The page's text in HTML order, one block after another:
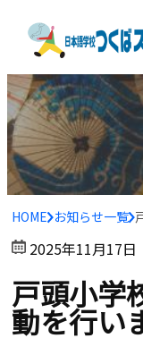
HOME お知らせ一覧
2025年11月17日
戸頭小学
動を行い